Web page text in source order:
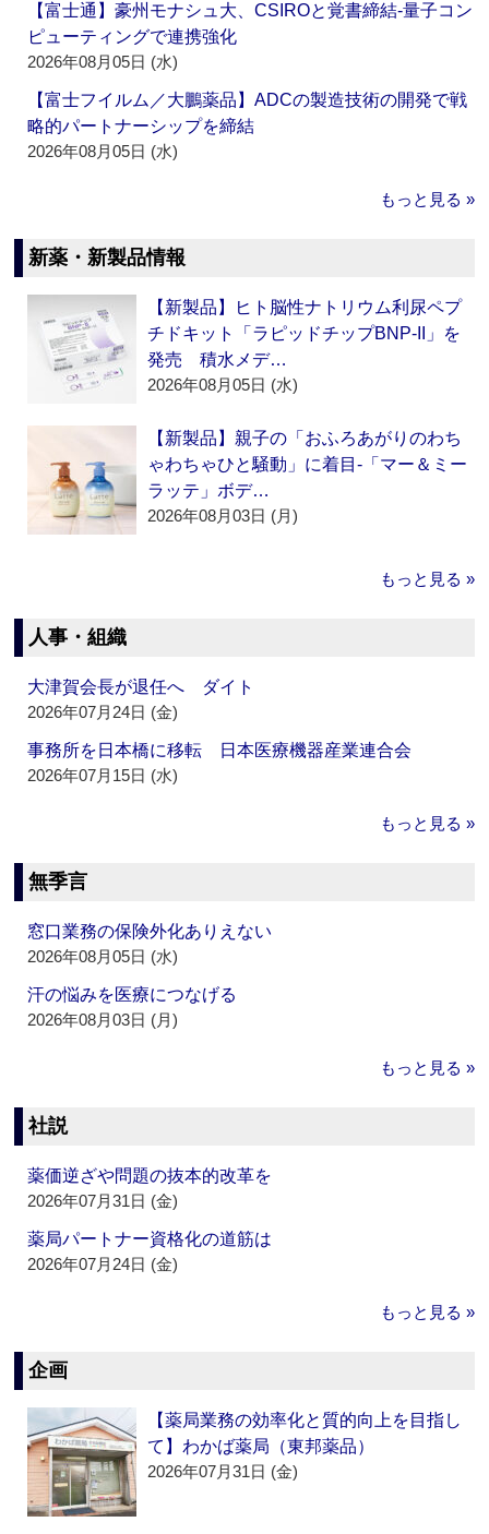
【富士通】豪州モナシュ大、CSIROと覚書締結‐量子コン
ピューティングで連携強化
2026年08月05日 (水)
【富士フイルム／大鵬薬品】ADCの製造技術の開発で戦
略的パートナーシップを締結
2026年08月05日 (水)
もっと見る »
新薬・新製品情報
【新製品】ヒト脳性ナトリウム利尿ペプ
チドキット「ラピッドチップBNP-II」を
発売 積水メデ…
2026年08月05日 (水)
【新製品】親子の「おふろあがりのわち
ゃわちゃひと騒動」に着目‐「マー＆ミー
ラッテ」ボデ…
2026年08月03日 (月)
もっと見る »
人事・組織
大津賀会長が退任へ ダイト
2026年07月24日 (金)
事務所を日本橋に移転 日本医療機器産業連合会
2026年07月15日 (水)
もっと見る »
無季言
窓口業務の保険外化ありえない
2026年08月05日 (水)
汗の悩みを医療につなげる
2026年08月03日 (月)
もっと見る »
社説
薬価逆ざや問題の抜本的改革を
2026年07月31日 (金)
薬局パートナー資格化の道筋は
2026年07月24日 (金)
もっと見る »
企画
【薬局業務の効率化と質的向上を目指し
て】わかば薬局（東邦薬品）
2026年07月31日 (金)